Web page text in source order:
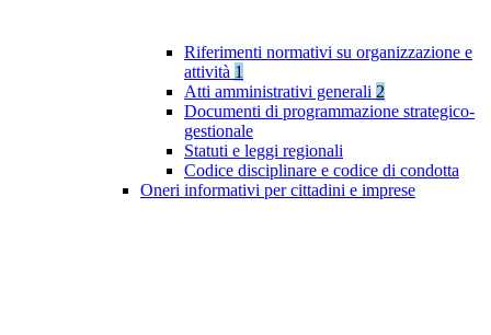
Riferimenti normativi su organizzazione e
attività 1
Atti amministrativi generali 2
Documenti di programmazione strategico-
gestionale
Statuti e leggi regionali
Codice disciplinare e codice di condotta
Oneri informativi per cittadini e imprese